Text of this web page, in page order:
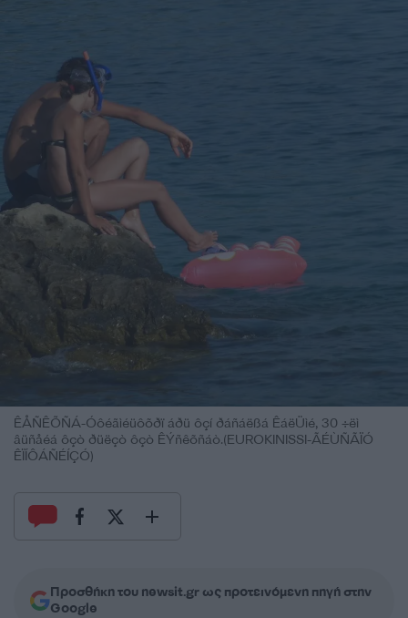
ÊÅÑÊÕÑÁ-Óôéãìéüôõðï áðü ôçí ðáñáëßá ÊáëÜìé, 30 ÷ëì
âüñåéá ôçò ðüëçò ôçò ÊÝñêõñáò.(EUROKINISSI-ÃÉÙÑÃÏÓ
ÊÏÍÔÁÑÉÍÇÓ)
Προσθήκη του newsit.gr ως προτεινόμενη πηγή στην
Google